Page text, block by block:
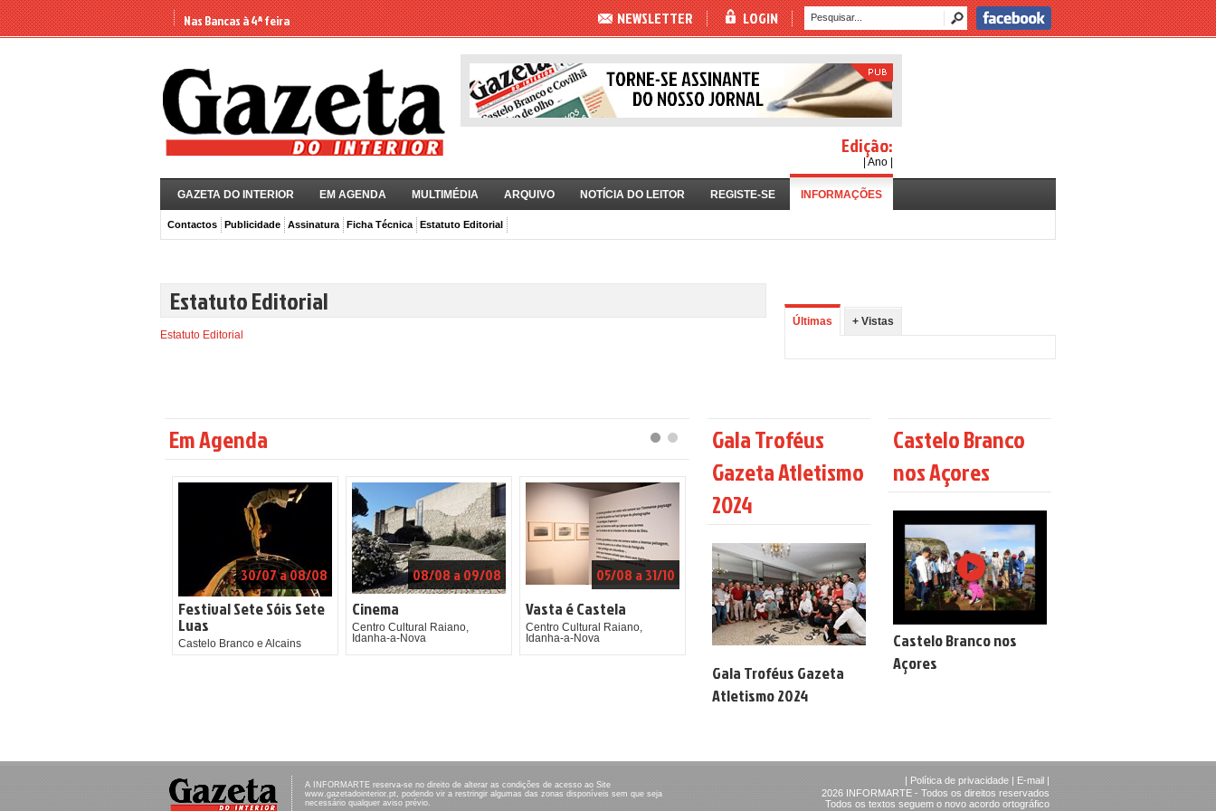
Nas Bancas à 4ª feira NEWSLETTER LOGIN
Edição:
| Ano |
GAZETA DO INTERIOR EM AGENDA MULTIMÉDIA ARQUIVO NOTÍCIA DO LEITOR REGISTE-SE INFORMAÇÕES
Contactos Publicidade Assinatura Ficha Técnica Estatuto Editorial
Estatuto Editorial
Estatuto Editorial
Últimas + Vistas
Em Agenda
30/07 a 08/08
Festival Sete Sóis Sete
Luas
Castelo Branco e Alcains
08/08 a 09/08
Cinema
Centro Cultural Raiano,
Idanha-a-Nova
05/08 a 31/10
Vasta é Castela
Centro Cultural Raiano,
Idanha-a-Nova
Gala Troféus
Gazeta Atletismo
2024
Gala Troféus Gazeta
Atletismo 2024
Castelo Branco
nos Açores
Castelo Branco nos
Açores
A INFORMARTE reserva-se no direito de alterar as condições de acesso ao Site
www.gazetadointerior.pt, podendo vir a restringir algumas das zonas disponíveis sem que seja
necessário qualquer aviso prévio.
| Política de privacidade | E-mail |
2026 INFORMARTE - Todos os direitos reservados
Todos os textos seguem o novo acordo ortográfico